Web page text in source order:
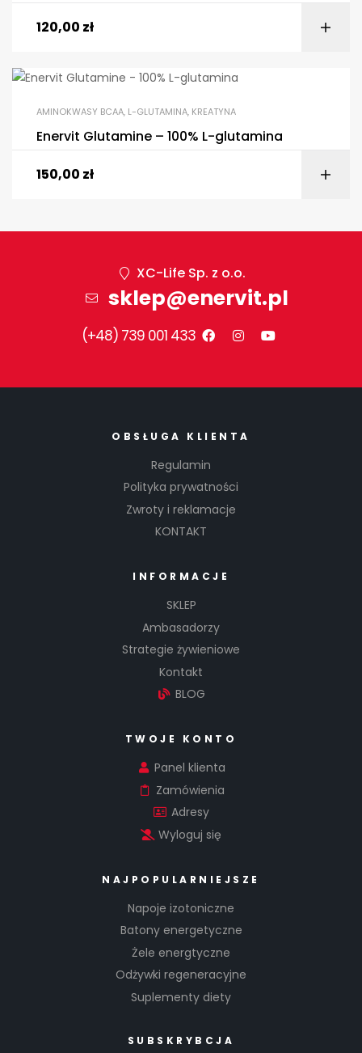
120,00 zł
AMINOKWASY BCAA, L-GLUTAMINA, KREATYNA
Enervit Glutamine – 100% L-glutamina
150,00 zł
XC-Life Sp. z o.o.
sklep@enervit.pl
(+48) 739 001 433
OBSŁUGA KLIENTA
Regulamin
Polityka prywatności
Zwroty i reklamacje
KONTAKT
INFORMACJE
SKLEP
Ambasadorzy
Strategie żywieniowe
Kontakt
BLOG
TWOJE KONTO
Panel klienta
Zamówienia
Adresy
Wyloguj się
NAJPOPULARNIEJSZE
Napoje izotoniczne
Batony energetyczne
Żele energtyczne
Odżywki regeneracyjne
Suplementy diety
SUBSKRYBCJA